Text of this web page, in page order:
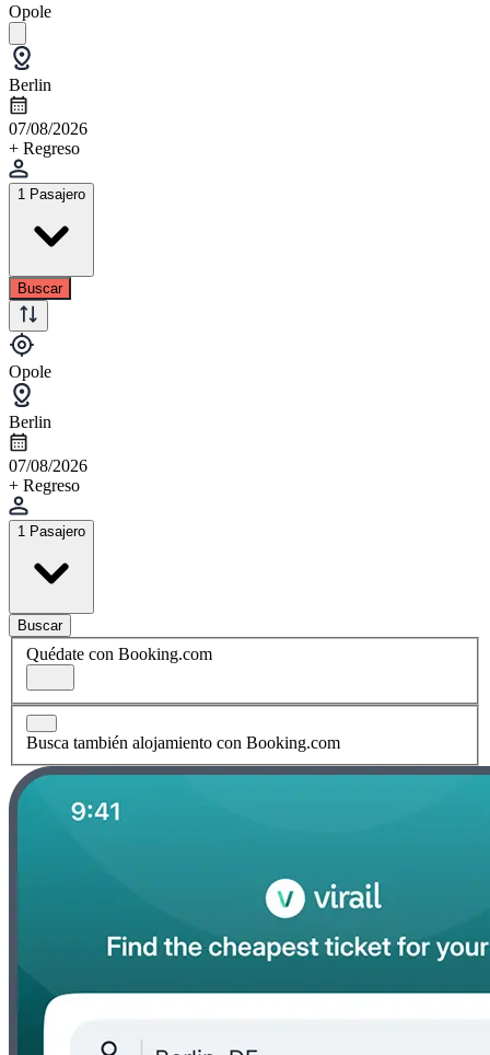
Opole
Berlin
07/08/2026
+ Regreso
1 Pasajero
Buscar
Opole
Berlin
07/08/2026
+ Regreso
1 Pasajero
Buscar
Quédate con Booking.com
Busca también alojamiento con Booking.com